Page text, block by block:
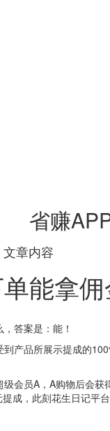
省赚
文章内容
能拿
答案是：能！
产品所展示提成的
会员A，A购物后会
成，此刻花生日记平